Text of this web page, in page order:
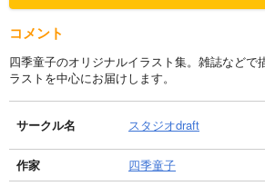
コメント
四季童子のオリジナルイラスト集。雑誌などで
ラストを中心にお届けします。
サークル名 スタジオdraft
作家
四季童子